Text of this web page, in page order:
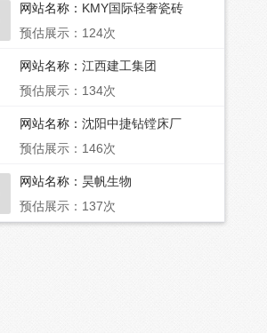
网站名称： KMY国际轻奢瓷砖
预估展示：124次
网站名称： 江西建工集团
预估展示：134次
网站名称： 沈阳中捷钻镗床厂
预估展示：146次
网站名称： 昊帆生物
预估展示：137次